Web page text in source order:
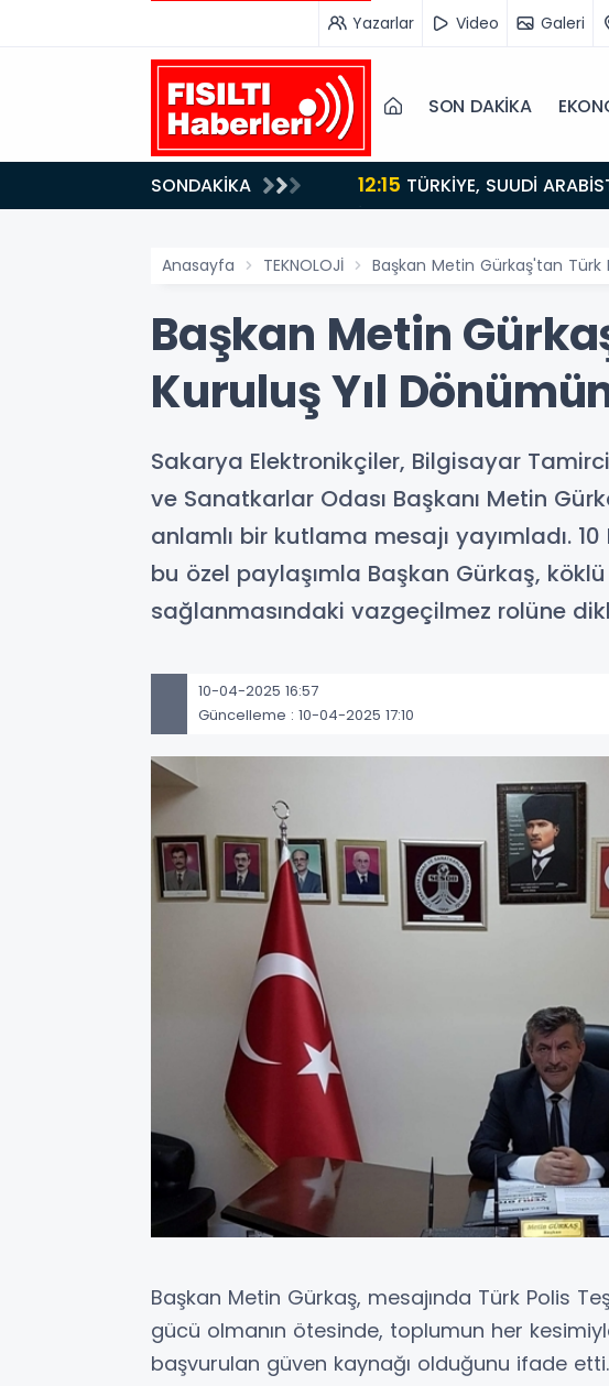
Yazarlar Video Galeri
SON DAKİKA
SONDAKİKA 12:15
İMZALANDI!
Anasayfa TEKNOLOJİ Başkan Metin Gürkaş'tan Türk
Başkan Metin
Kuruluş Yıl
Sakarya Elektronikçiler, Bilgisayar
ve Sanatkarlar Odası Başkanı Metin
anlamlı bir kutlama mesajı yayımladı.
bu özel paylaşımla Başkan Gürkaş,
sağlanmasındaki vazgeçilmez rolüne
10-04-2025 16:57
Güncelleme : 10-04-2025 17:10
Başkan Metin Gürkaş, mesajında Türk Polis
gücü olmanın ötesinde, toplumun her
başvurulan güven kaynağı olduğunu ifade etti.